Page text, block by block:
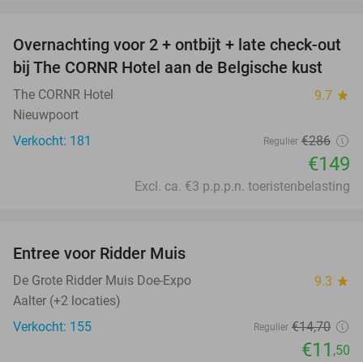
48%
Overnachting voor 2 + ontbijt + late check-out
bij The CORNR Hotel aan de Belgische kust
The CORNR Hotel 9.7 star
Nieuwpoort
Verkocht: 181
Regulier €286
€149
Excl. ca. €3 p.p.p.n. toeristenbelasting
Entree voor Ridder Muis
De Grote Ridder Muis Doe-Expo 9.3 star
Aalter (+2 locaties)
Verkocht: 155
Regulier €14,70
€11 ,50